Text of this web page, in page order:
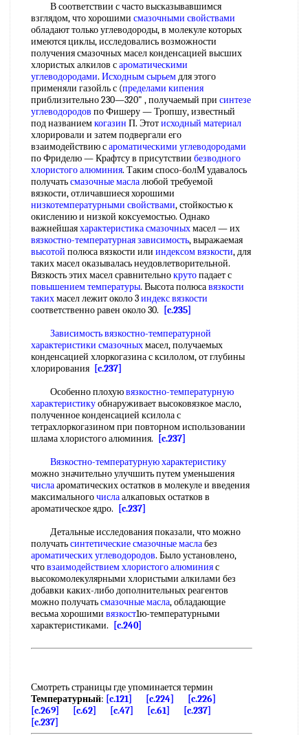
В соответствии с часто высказывавшимся
взглядом, что хорошими смазочными свойствами
обладают только углеводороды, в молекуле которых
имеются циклы, исследовались возможности
получения смазочных масел конденсацией высших
хлористых алкилов сароматическими
углеводородами. Исходным сырьемдля этого
применяли газойль с (пределами кипения
приблизительно 230—320" , получаемый при синтезе
углеводородов по Фишеру — Тропшу, известный
под названиемкогазин П. Этотисходный материал
хлорировали и затем подвергали его
взаимодействию сароматическими углеводородами
по Фриделю — Крафтсу в присутствии безводного
хлористого алюминия. Таким спосо-болМ удавалось
получатьсмазочные маслалюбой требуемой
вязкости, отличавшиеся хорошими
низкотемпературными свойствами, стойкостью к
окислению и низкой коксуемостью. Однако
важнейшаяхарактеристика смазочныхмасел — их
вязкостно-температурная зависимость, выражаемая
высотой полюса вязкости или индексом вязкости, для
таких масел оказывалась неудовлетворительной.
Вязкость этих масел сравнительнокрутопадает с
повышением температуры. Высота полюсавязкости
такихмасел лежит около 3индекс вязкости
соответственно равен около 30.
[c.235]
Зависимость вязкостно-температурной
характеристики смазочныхмасел, получаемых
конденсацией хлоркогазина с ксилолом, от глубины
хлорирования [c.237]
Особенно плохуювязкостно-температурную
характеристикуобнаруживает высоковязкое масло,
полученное конденсацией ксилола с
тетрахлоркогазином при повторном использовании
шлама хлористого алюминия.
[c.237]
Вязкостно-температурную характеристику
можно значительно улучшить путем уменьшения
числаароматических остатков в молекуле и введения
максимальногочислаалкаповых остатков в
ароматическое ядро.
[c.237]
Детальные исследования показали, что можно
получатьсинтетические смазочные маслабез
ароматических углеводородов. Было установлено,
чтовзаимодействием хлористого алюминияс
высокомолекулярными хлористыми алкилами без
добавки каких-либо дополнительных реагентов
можно получатьсмазочные масла, обладающие
весьма хорошими вязкост1ю-температурными
характеристиками.
[c.240]
Смотреть страницы где упоминается термин
Температурный: [c.121] [c.224]
[c.226]
[c.269]
[c.62] [c.47] [c.61]
[c.237]
[c.237]